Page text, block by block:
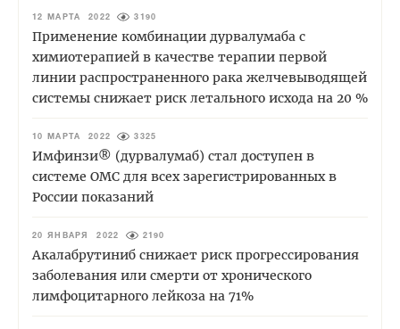
12 МАРТА 2022 3190
Применение комбинации дурвалумаба с
химиотерапией в качестве терапии первой
линии распространенного рака желчевыводящей
системы снижает риск летального исхода на 20 %
10 МАРТА 2022 3325
Имфинзи® (дурвалумаб) стал доступен в
системе ОМС для всех зарегистрированных в
России показаний
20 ЯНВАРЯ 2022 2190
Акалабрутиниб снижает риск прогрессирования
заболевания или смерти от хронического
лимфоцитарного лейкоза на 71%